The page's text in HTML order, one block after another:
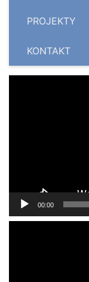
PROJEKTY
KONTAKT
00:00